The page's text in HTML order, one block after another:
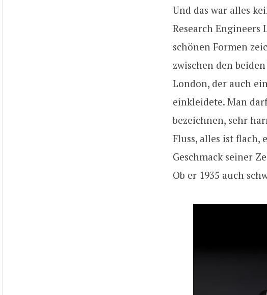
Und das war alles
Research
schönen Formen
zwischen den
London, der auch
einkleidete. Man
bezeichnen, sehr
Fluss, alles ist flach,
Geschmack seiner
Ob er 1935 auch